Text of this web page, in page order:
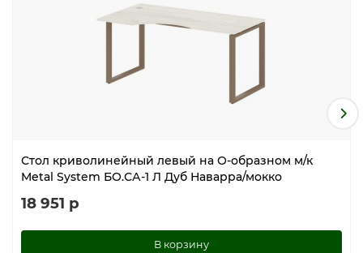
Стол криволинейный левый на О-образном м/к
Metal System БО.СА-1 Л Дуб Наварра/мокко
18 951 р
В корзину